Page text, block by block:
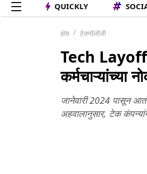
QUICKLY
होम टेक्नॉलॉजी
Tech
कर्मचाऱ्यांच्या
जानेवारी 2024 पासून
अहवालानुसार, टेक